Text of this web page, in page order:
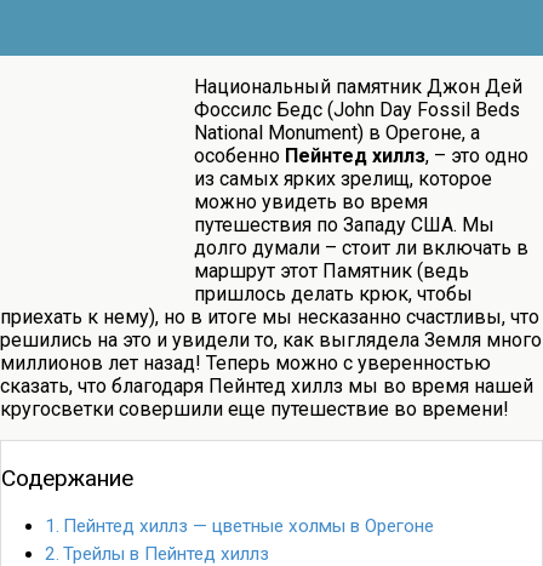
Национальный памятник Джон Дей
Фоссилс Бедс (John Day Fossil Beds
National Monument) в Орегоне, а
особенно Пейнтед хиллз, – это одно
из самых ярких зрелищ, которое
можно увидеть во время
путешествия по Западу США. Мы
долго думали – стоит ли включать в
маршрут этот Памятник (ведь
пришлось делать крюк, чтобы
приехать к нему), но в итоге мы несказанно счастливы, что
решились на это и увидели то, как выглядела Земля много
миллионов лет назад! Теперь можно с уверенностью
сказать, что благодаря Пейнтед хиллз мы во время нашей
кругосветки совершили еще путешествие во времени!
Содержание
Пейнтед хиллз — цветные холмы в Орегоне
Трейлы в Пейнтед хиллз